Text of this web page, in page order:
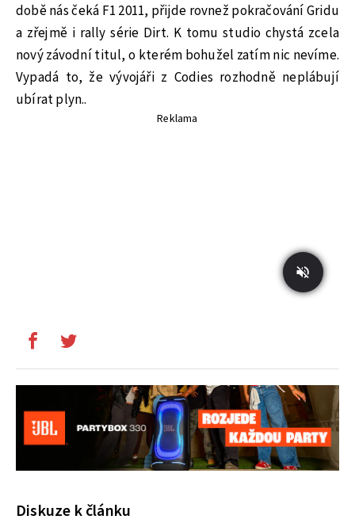
době nás čeká F1 2011, přijde rovnež pokračování Gridu
a zřejmě i rally série Dirt. K tomu studio chystá zcela
nový závodní titul, o kterém bohužel zatím nic nevíme.
Vypadá to, že vývojáři z Codies rozhodně neplábují
ubírat plyn..
Reklama
Diskuze k článku